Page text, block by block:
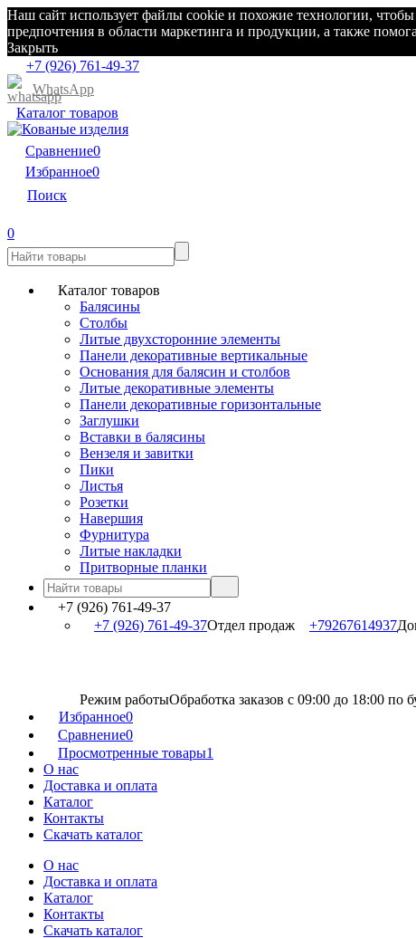
Наш сайт использует файлы cookie и похожие технологии,
предпочтения в области маркетинга и продукции, а также
Закрыть
+7 (926) 761-49-37
WhatsApp
Каталог товаров
Сравнение0
Избранное0
Поиск
0
Каталог товаров
Балясины
Столбы
Литые двухсторонние элементы
Панели декоративные вертикальные
Основания для балясин и столбов
Литые декоративные элементы
Панели декоративные горизонтальные
Заглушки
Вставки в балясины
Вензеля и завитки
Пики
Листья
Розетки
Навершия
Фурнитура
Литые накладки
Притворные планки
+7 (926) 761-49-37
+7 (926) 761-49-37Отдел продаж +79267614937
Режим работыОбработка заказов с 09:00 до 18:00 по
Избранное0
Сравнение0
Просмотренные товары1
О нас
Доставка и оплата
Каталог
Контакты
Скачать каталог
О нас
Доставка и оплата
Каталог
Контакты
Скачать каталог